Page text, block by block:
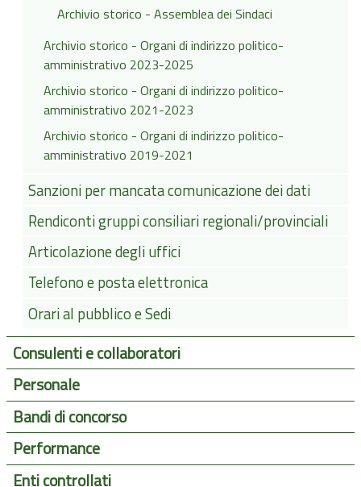
Archivio storico - Assemblea dei Sindaci
Archivio storico - Organi di indirizzo politico-
amministrativo 2023-2025
Archivio storico - Organi di indirizzo politico-
amministrativo 2021-2023
Archivio storico - Organi di indirizzo politico-
amministrativo 2019-2021
Sanzioni per mancata comunicazione dei dati
Rendiconti gruppi consiliari regionali/provinciali
Articolazione degli uffici
Telefono e posta elettronica
Orari al pubblico e Sedi
Consulenti e collaboratori
Personale
Bandi di concorso
Performance
Enti controllati